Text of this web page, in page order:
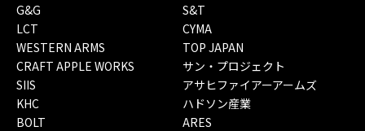
G&G
S&T
LCT
CYMA
WESTERN ARMS
TOP JAPAN
CRAFT APPLE WORKS
サン・プロジェクト
SIIS
アサヒファイアーアームズ
KHC
ハドソン産業
BOLT
ARES